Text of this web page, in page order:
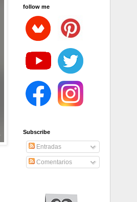
follow me
Subscribe
Entradas
Comentarios